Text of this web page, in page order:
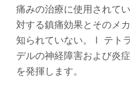
痛みの治療に使用されて
対する鎮痛効果とそのメ
知られていない。 l テト
デルの神経障害および炎
を発揮します。